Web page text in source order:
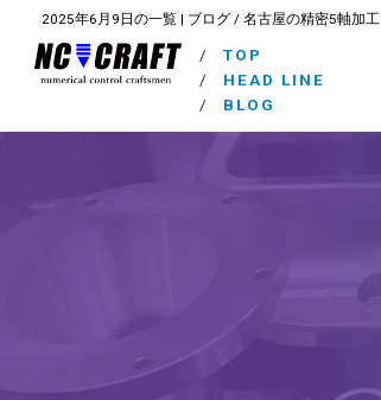
2025年6月9日の一覧 | ブログ / 名古屋の精密5軸加工
/TOP
/ HEAD LINE
/ BLOG